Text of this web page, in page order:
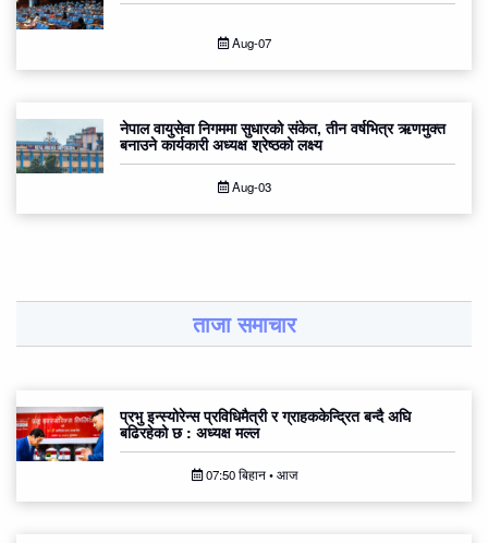
Aug-07
नेपाल वायुसेवा निगममा सुधारको संकेत, तीन वर्षभित्र ऋणमुक्त
बनाउने कार्यकारी अध्यक्ष श्रेष्ठको लक्ष्य
Aug-03
ताजा समाचार
प्रभु इन्स्योरेन्स प्रविधिमैत्री र ग्राहककेन्द्रित बन्दै अघि
बढिरहेको छ : अध्यक्ष मल्ल
07:50 बिहान • आज